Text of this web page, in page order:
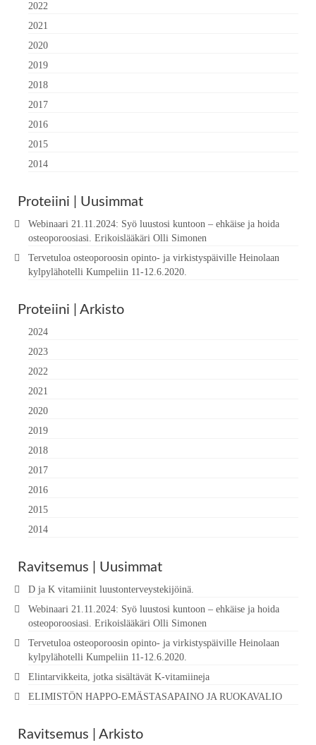
2022
2021
2020
2019
2018
2017
2016
2015
2014
Proteiini | Uusimmat
Webinaari 21.11.2024: Syö luustosi kuntoon – ehkäise ja hoida
osteoporoosiasi. Erikoislääkäri Olli Simonen
Tervetuloa osteoporoosin opinto- ja virkistyspäiville Heinolaan
kylpylähotelli Kumpeliin 11-12.6.2020.
Proteiini | Arkisto
2024
2023
2022
2021
2020
2019
2018
2017
2016
2015
2014
Ravitsemus | Uusimmat
D ja K vitamiinit luustonterveystekijöinä.
Webinaari 21.11.2024: Syö luustosi kuntoon – ehkäise ja hoida
osteoporoosiasi. Erikoislääkäri Olli Simonen
Tervetuloa osteoporoosin opinto- ja virkistyspäiville Heinolaan
kylpylähotelli Kumpeliin 11-12.6.2020.
Elintarvikkeita, jotka sisältävät K-vitamiineja
ELIMISTÖN HAPPO-EMÄSTASAPAINO JA RUOKAVALIO
Ravitsemus | Arkisto